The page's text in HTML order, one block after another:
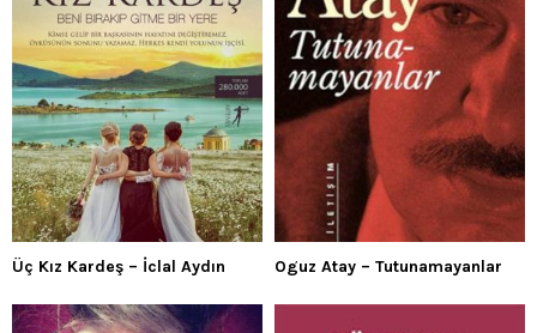
Üç Kız Kardeş – İclal Aydın Oguz Atay – Tutunamayanlar